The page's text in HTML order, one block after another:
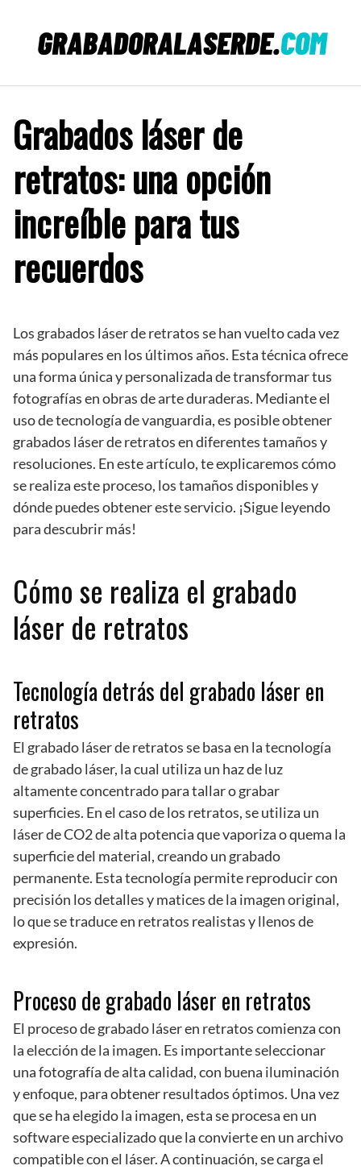
contenido
Grabados láser de
retratos: una opción
increíble para tus
recuerdos
Los grabados láser de retratos se han vuelto cada vez
más populares en los últimos años. Esta técnica ofrece
una forma única y personalizada de transformar tus
fotografías en obras de arte duraderas. Mediante el
uso de tecnología de vanguardia, es posible obtener
grabados láser de retratos en diferentes tamaños y
resoluciones. En este artículo, te explicaremos cómo
se realiza este proceso, los tamaños disponibles y
dónde puedes obtener este servicio. ¡Sigue leyendo
para descubrir más!
Cómo se realiza el grabado
láser de retratos
Tecnología detrás del grabado láser en
retratos
El grabado láser de retratos se basa en la tecnología
de grabado láser, la cual utiliza un haz de luz
altamente concentrado para tallar o grabar
superficies. En el caso de los retratos, se utiliza un
láser de CO2 de alta potencia que vaporiza o quema la
superficie del material, creando un grabado
permanente. Esta tecnología permite reproducir con
precisión los detalles y matices de la imagen original,
lo que se traduce en retratos realistas y llenos de
expresión.
Proceso de grabado láser en retratos
El proceso de grabado láser en retratos comienza con
la elección de la imagen. Es importante seleccionar
una fotografía de alta calidad, con buena iluminación
y enfoque, para obtener resultados óptimos. Una vez
que se ha elegido la imagen, esta se procesa en un
software especializado que la convierte en un archivo
compatible con el láser. A continuación, se carga el